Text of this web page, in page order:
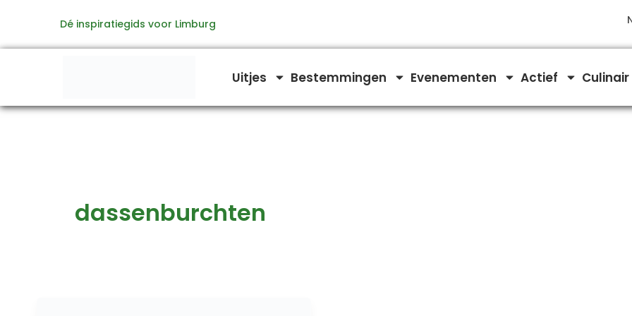
de
Dé inspiratiegids voor Limburg
Uitjes Bestemmingen Evenementen Actief Culinair
dassenburchten